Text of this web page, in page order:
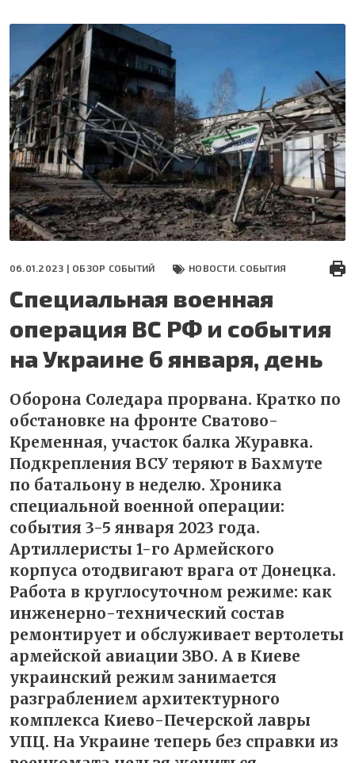
основному
содержанию
06.01.2023 | ОБЗОР СОБЫТИЙ НОВОСТИ. СОБЫТИЯ
Специальная военная
операция ВС РФ и события
на Украине 6 января, день
Оборона Соледара прорвана. Кратко по
обстановке на фронте Сватово-
Кременная, участок балка Журавка.
Подкрепления ВСУ теряют в Бахмуте
по батальону в неделю. Хроника
специальной военной операции:
события 3-5 января 2023 года.
Артиллеристы 1-го Армейского
корпуса отодвигают врага от Донецка.
Работа в круглосуточном режиме: как
инженерно-технический состав
ремонтирует и обслуживает вертолеты
армейской авиации ЗВО. А в Киеве
украинский режим занимается
разграблением архитектурного
комплекса Киево-Печерской лавры
УПЦ. На Украине теперь без справки из